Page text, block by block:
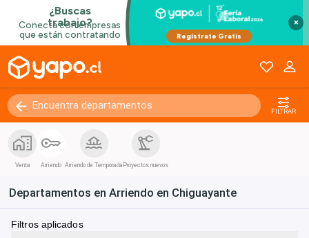
×
FILTRAR
Venta Arriendo Arriendo de Temporada Proyectos nuevos
Departamentos en Arriendo en Chiguayante
Filtros aplicados